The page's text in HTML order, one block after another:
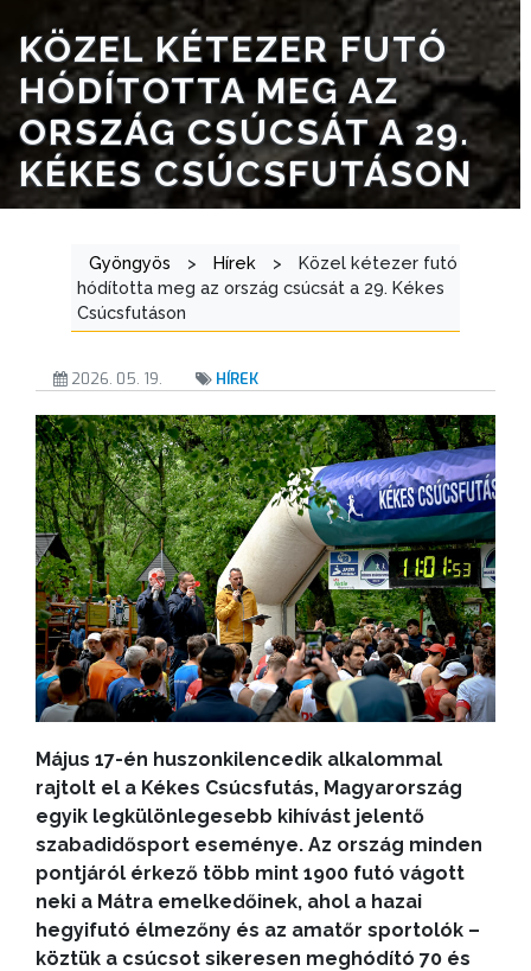
KÖZEL KÉTEZER FUTÓ
HÓDÍTOTTA MEG AZ
ORSZÁG CSÚCSÁT A 29.
KÉKES CSÚCSFUTÁSON
Gyöngyös > Hírek >
Közel kétezer futó
hódította meg az ország csúcsát a 29. Kékes
Csúcsfutáson
2026. 05. 19. HÍREK
Május 17-én huszonkilencedik alkalommal
rajtolt el a Kékes Csúcsfutás, Magyarország
egyik legkülönlegesebb kihívást jelentő
szabadidősport eseménye. Az ország minden
pontjáról érkező több mint 1900 futó vágott
neki a Mátra emelkedőinek, ahol a hazai
hegyifutó élmezőny és az amatőr sportolók –
köztük a csúcsot sikeresen meghódító 70 és